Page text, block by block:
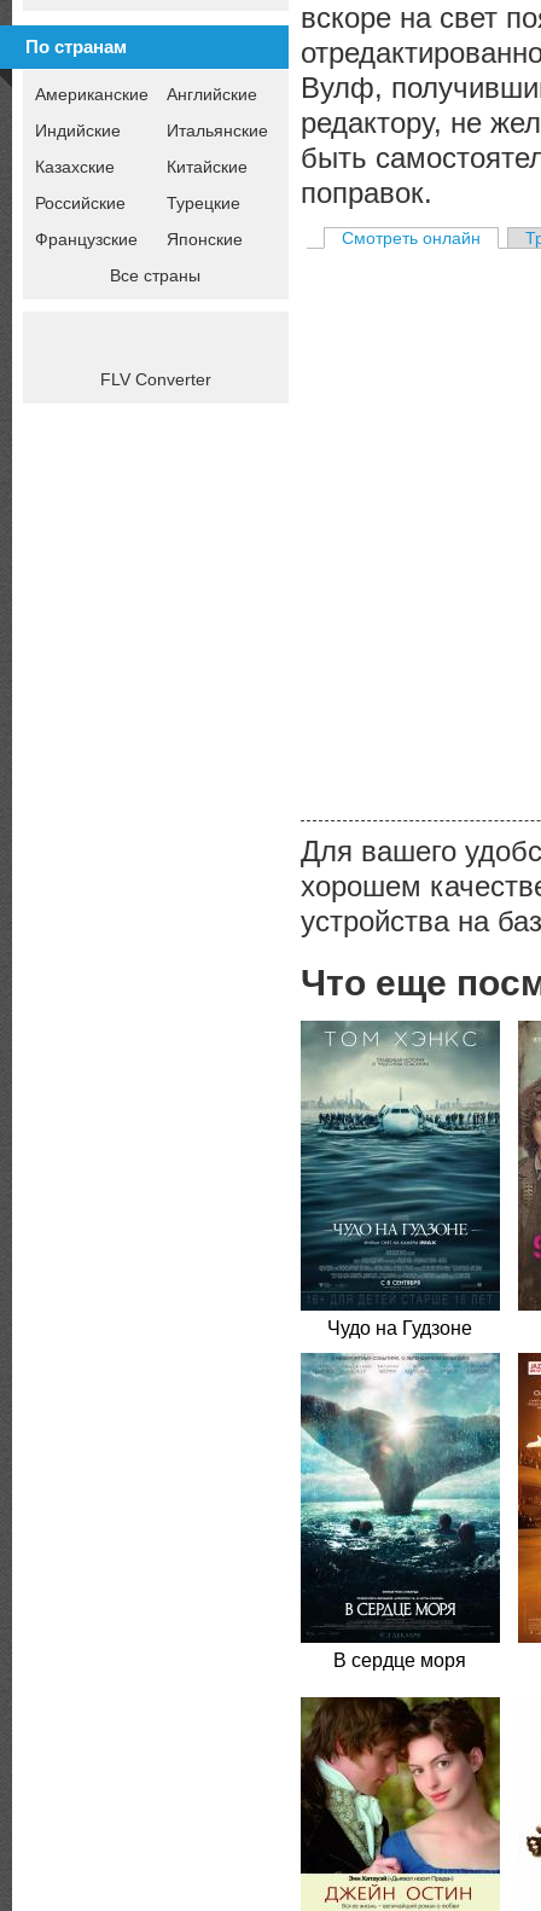
По странам
Американские
Английские
Индийские
Итальянские
Казахские
Китайские
Российские
Турецкие
Французские
Японские
Все страны
FLV Converter
вскоре на свет
Вулф,
редактору, не
быть
поправок.
Смотреть онлайн
Для вашего
хорошем
устройства на
Что еще
Чудо на Гудзоне
В сердце моря